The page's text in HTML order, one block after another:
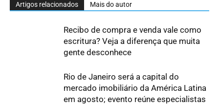
Artigos relacionados Mais do autor
Recibo de compra e venda vale como
escritura? Veja a diferença que muita
gente desconhece
Rio de Janeiro será a capital do
mercado imobiliário da América Latina
em agosto; evento reúne especialistas